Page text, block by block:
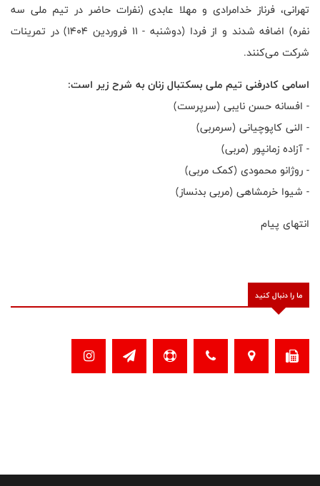
تهرانی، فرناز خدامرادی و مهلا عابدی (نفرات حاضر در تیم ملی سه
نفره) اضافه شدند و از فردا (دوشنبه - ۱۱ فروردین ۱۴۰۴) در تمرینات
شرکت می‌کنند.
اسامی کادرفنی تیم ملی بسکتبال زنان به شرح زیر است:
- افسانه حسن نایبی (سرپرست)
- النی کاپوچیانی (سرمربی)
- آزاده زمانپور (مربی)
- روژانو محمودی (کمک مربی)
- شیوا خرمشاهی (مربی بدنساز)
انتهای پیام
ما را دنبال کنید